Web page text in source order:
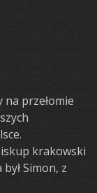
na przełomie
krakowski
Simon, z